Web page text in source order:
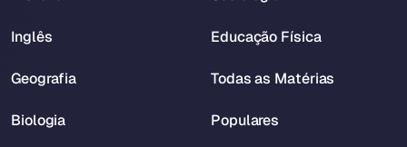
Inglês
Geografia
Biologia
Educação Física
Todas as Matérias
Populares